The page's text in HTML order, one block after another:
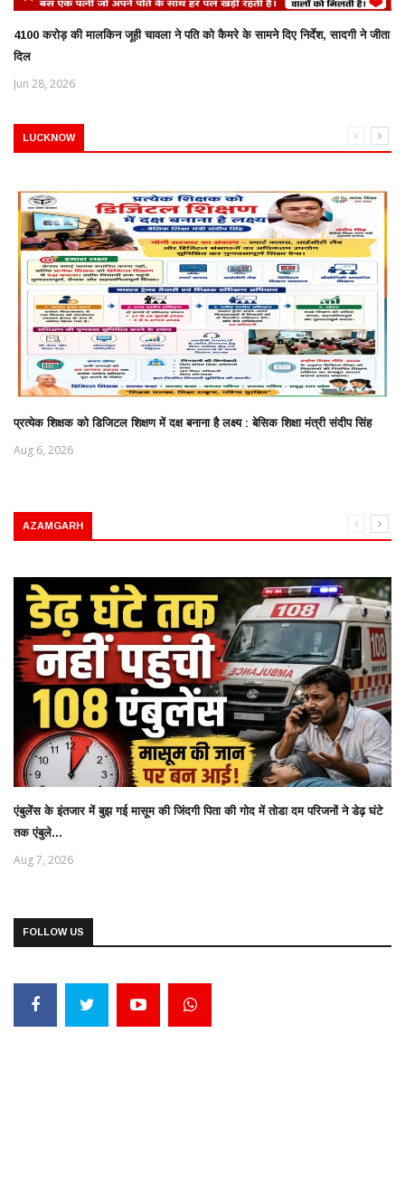
4100 करोड़ की मालकिन जूही चावला ने पति को कैमरे के सामने दिए निर्देश, सादगी ने जीता
दिल
Jun 28, 2026
LUCKNOW
प्रत्येक शिक्षक को डिजिटल शिक्षण में दक्ष बनाना है लक्ष्य : बेसिक शिक्षा मंत्री संदीप सिंह
Aug 6, 2026
AZAMGARH
एंबुलेंस के इंतजार में बुझ गई मासूम की जिंदगी पिता की गोद में तोडा दम परिजनों ने डेढ़ घंटे
तक एंबुले...
Aug 7, 2026
FOLLOW US